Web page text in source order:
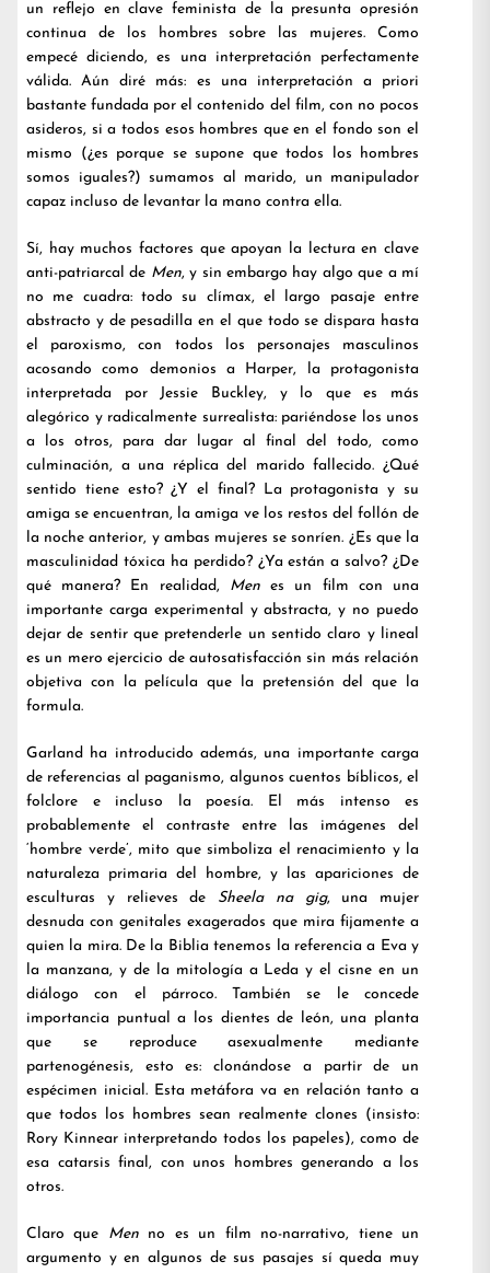
un reflejo en clave feminista de la presunta opresión
continua de los hombres sobre las mujeres. Como
empecé diciendo, es una interpretación perfectamente
válida. Aún diré más: es una interpretación a priori
bastante fundada por el contenido del film, con no pocos
asideros, si a todos esos hombres que en el fondo son el
mismo (¿es porque se supone que todos los hombres
somos iguales?) sumamos al marido, un manipulador
capaz incluso de levantar la mano contra ella.
Sí, hay muchos factores que apoyan la lectura en clave
anti-patriarcal de Men, y sin embargo hay algo que a mí
no me cuadra: todo su clímax, el largo pasaje entre
abstracto y de pesadilla en el que todo se dispara hasta
el paroxismo, con todos los personajes masculinos
acosando como demonios a Harper, la protagonista
interpretada por Jessie Buckley, y lo que es más
alegórico y radicalmente surrealista: pariéndose los unos
a los otros, para dar lugar al final del todo, como
culminación, a una réplica del marido fallecido. ¿Qué
sentido tiene esto? ¿Y el final? La protagonista y su
amiga se encuentran, la amiga ve los restos del follón de
la noche anterior, y ambas mujeres se sonríen. ¿Es que la
masculinidad tóxica ha perdido? ¿Ya están a salvo? ¿De
qué manera? En realidad, Menes un film con una
importante carga experimental y abstracta, y no puedo
dejar de sentir que pretenderle un sentido claro y lineal
es un mero ejercicio de autosatisfacción sin más relación
objetiva con la película que la pretensión del que la
formula.
Garland ha introducido además, una importante carga
de referencias al paganismo, algunos cuentos bíblicos, el
folclore e incluso la poesía. El más intenso es
probablemente el contraste entre las imágenes del
‘hombre verde’, mito que simboliza el renacimiento y la
naturaleza primaria del hombre, y las apariciones de
esculturas y relieves de Sheela na gig, una mujer
desnuda con genitales exagerados que mira fijamente a
quien la mira. De la Biblia tenemos la referencia a Eva y
la manzana, y de la mitología a Leda y el cisne en un
diálogo con el párroco. También se le concede
importancia puntual a los dientes de león, una planta
que se reproduce asexualmente mediante
partenogénesis, esto es: clonándose a partir de un
espécimen inicial. Esta metáfora va en relación tanto a
que todos los hombres sean realmente clones (insisto:
Rory Kinnear interpretando todos los papeles), como de
esa catarsis final, con unos hombres generando a los
otros.
Claro que Menno es un film no-narrativo, tiene un
argumento y en algunos de sus pasajes sí queda muy